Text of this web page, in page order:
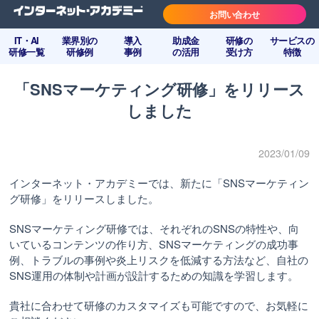
IT・AI
研修一覧
業界別の
研修例
導入
事例
助成金
の活用
研修の
受け方
サービスの
特徴
お問い合わせ
「SNSマーケティング研修」をリリース
しました
2023/01/09
インターネット・アカデミーでは、新たに「SNSマーケティン
グ研修」をリリースしました。
SNSマーケティング研修では、それぞれのSNSの特性や、向
いているコンテンツの作り方、SNSマーケティングの成功事
例、トラブルの事例や炎上リスクを低減する方法など、自社の
SNS運用の体制や計画が設計するための知識を学習します。
貴社に合わせて研修のカスタマイズも可能ですので、お気軽に